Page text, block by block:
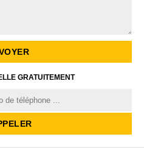
GRATUITEMENT